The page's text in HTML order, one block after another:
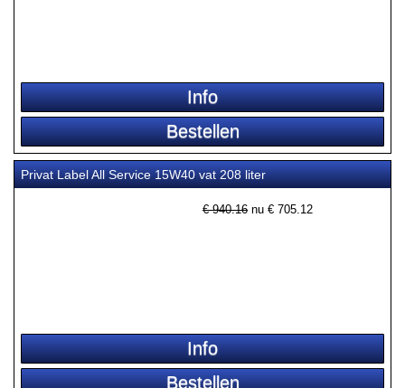
Privat Label All Service 15W40 vat 208 liter
€ 940.16 nu € 705.12